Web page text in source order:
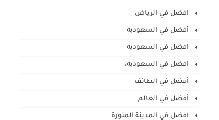
افضل في الرياض
أفضل في السعودية
افضل في السعودية
افضل في السعودية،
أفضل في الطائف
أفضل في العالم
افضل في المدينة المنورة